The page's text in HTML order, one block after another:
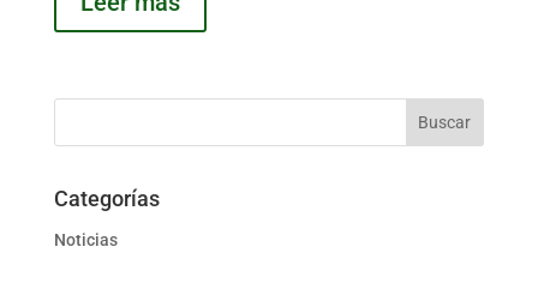
Categorías
Noticias